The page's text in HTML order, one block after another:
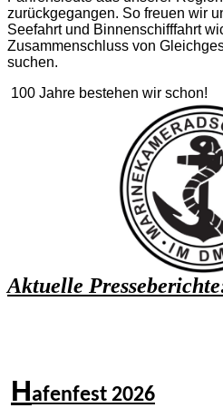
zurückgegangen. So freuen wir
Seefahrt und Binnenschifffahrt
Zusammenschluss von
suchen.
100 Jahre bestehen wir schon!
Aktuelle
Hafenfest 2026